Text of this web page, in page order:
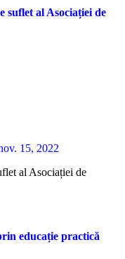
suflet al Asociației de
15, 2022
educație practică